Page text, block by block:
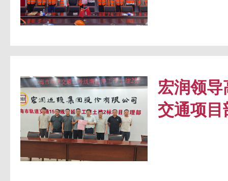
宏润领
交通项目